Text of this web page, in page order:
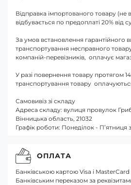
Відправка імпортованого товару (не
відбувається по предоплаті 20% від
За умов встановлення гарантійного
транспортування несправного
компаній-перевізників, оплачує
У разі повернення товару протягом 14
транспортування товару
Самовивіз зі складу
Адреса складу: вулиця провулок
Вінницька область, 21032
Графік роботи: Понеділок - П’ятниця
ОПЛАТА
Банківською картою Visa і MasterCard
Банківським переказом за